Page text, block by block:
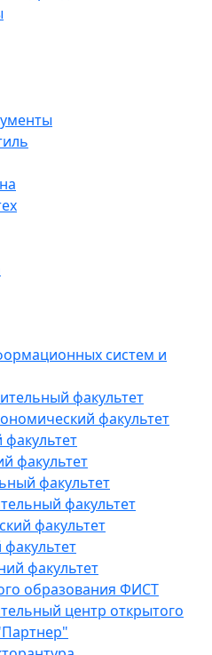
систем и
факультет
факультет
факультет
факультет
факультет
факультет
факультет
образования ФИСТ
центр открытого